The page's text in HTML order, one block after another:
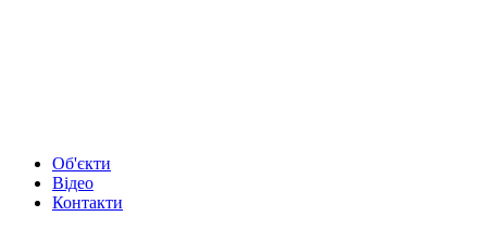
Об'єкти
Вiдео
Контакти